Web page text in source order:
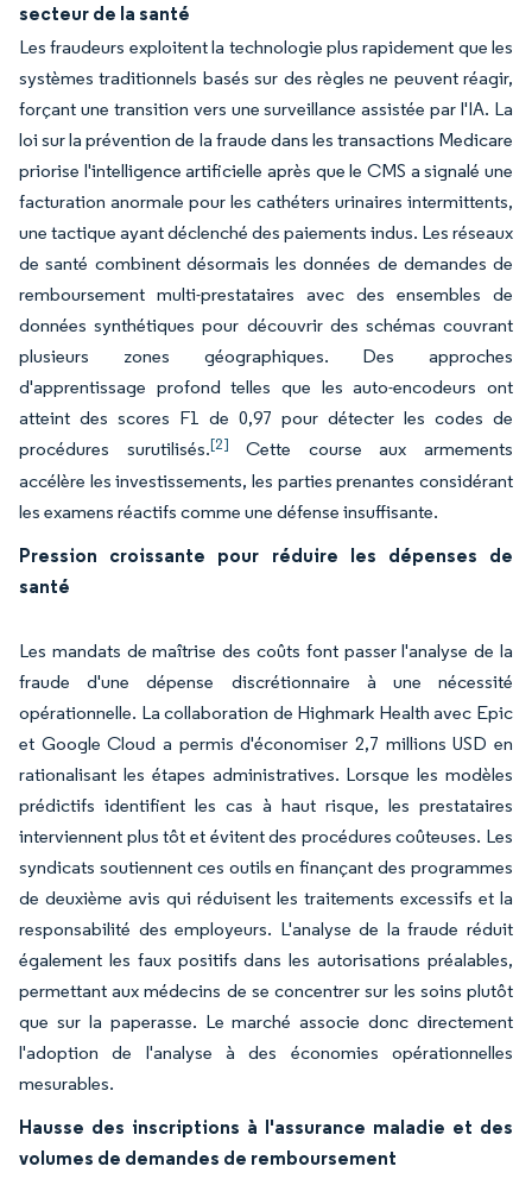
secteur de la santé
Les fraudeurs exploitent la technologie plus rapidement que les
systèmes traditionnels basés sur des règles ne peuvent réagir,
forçant une transition vers une surveillance assistée par l'IA. La
loi sur la prévention de la fraude dans les transactions Medicare
priorise l'intelligence artificielle après que le CMS a signalé une
facturation anormale pour les cathéters urinaires intermittents,
une tactique ayant déclenché des paiements indus. Les réseaux
de santé combinent désormais les données de demandes de
remboursement multi-prestataires avec des ensembles de
données synthétiques pour découvrir des schémas couvrant
plusieurs zones géographiques. Des approches
d'apprentissage profond telles que les auto-encodeurs ont
atteint des scores F1 de 0,97 pour détecter les codes de
procédures surutilisés.[2] Cette course aux armements
accélère les investissements, les parties prenantes considérant
les examens réactifs comme une défense insuffisante.
Pression croissante pour réduire les dépenses de
santé
Les mandats de maîtrise des coûts font passer l'analyse de la
fraude d'une dépense discrétionnaire à une nécessité
opérationnelle. La collaboration de Highmark Health avec Epic
et Google Cloud a permis d'économiser 2,7 millions USD en
rationalisant les étapes administratives. Lorsque les modèles
prédictifs identifient les cas à haut risque, les prestataires
interviennent plus tôt et évitent des procédures coûteuses. Les
syndicats soutiennent ces outils en finançant des programmes
de deuxième avis qui réduisent les traitements excessifs et la
responsabilité des employeurs. L'analyse de la fraude réduit
également les faux positifs dans les autorisations préalables,
permettant aux médecins de se concentrer sur les soins plutôt
que sur la paperasse. Le marché associe donc directement
l'adoption de l'analyse à des économies opérationnelles
mesurables.
Hausse des inscriptions à l'assurance maladie et des
volumes de demandes de remboursement